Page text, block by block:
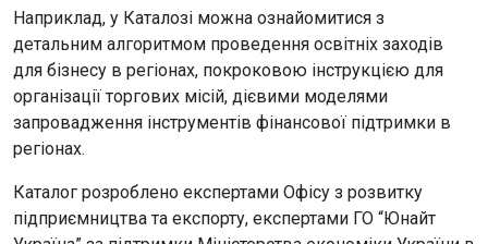
Наприклад, у Каталозі можна ознайомитися з
детальним алгоритмом проведення освітніх заходів
для бізнесу в регіонах, покроковою інструкцією для
організації торгових місій, дієвими моделями
запровадження інструментів фінансової підтримки в
регіонах.
Каталог розроблено експертами Офісу з розвитку
підприємництва та експорту, експертами ГО “Юнайт